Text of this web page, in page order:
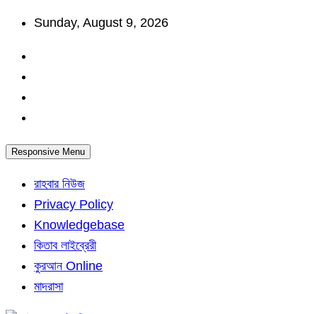
Skip
content
Sunday, August 9, 2026
Responsive Menu
রাহবার নিউজ
Privacy Policy
Knowledgebase
কিতাব লাইব্রেরী
কুরআন Online
মাদরাসা